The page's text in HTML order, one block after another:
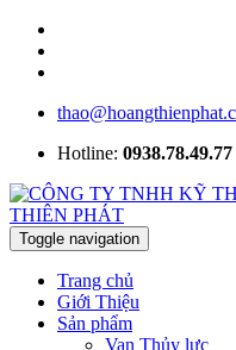
Hotline:
Toggle navigation
Trang chủ
Giới Thiệu
Sản phẩm
Van Thủy lực